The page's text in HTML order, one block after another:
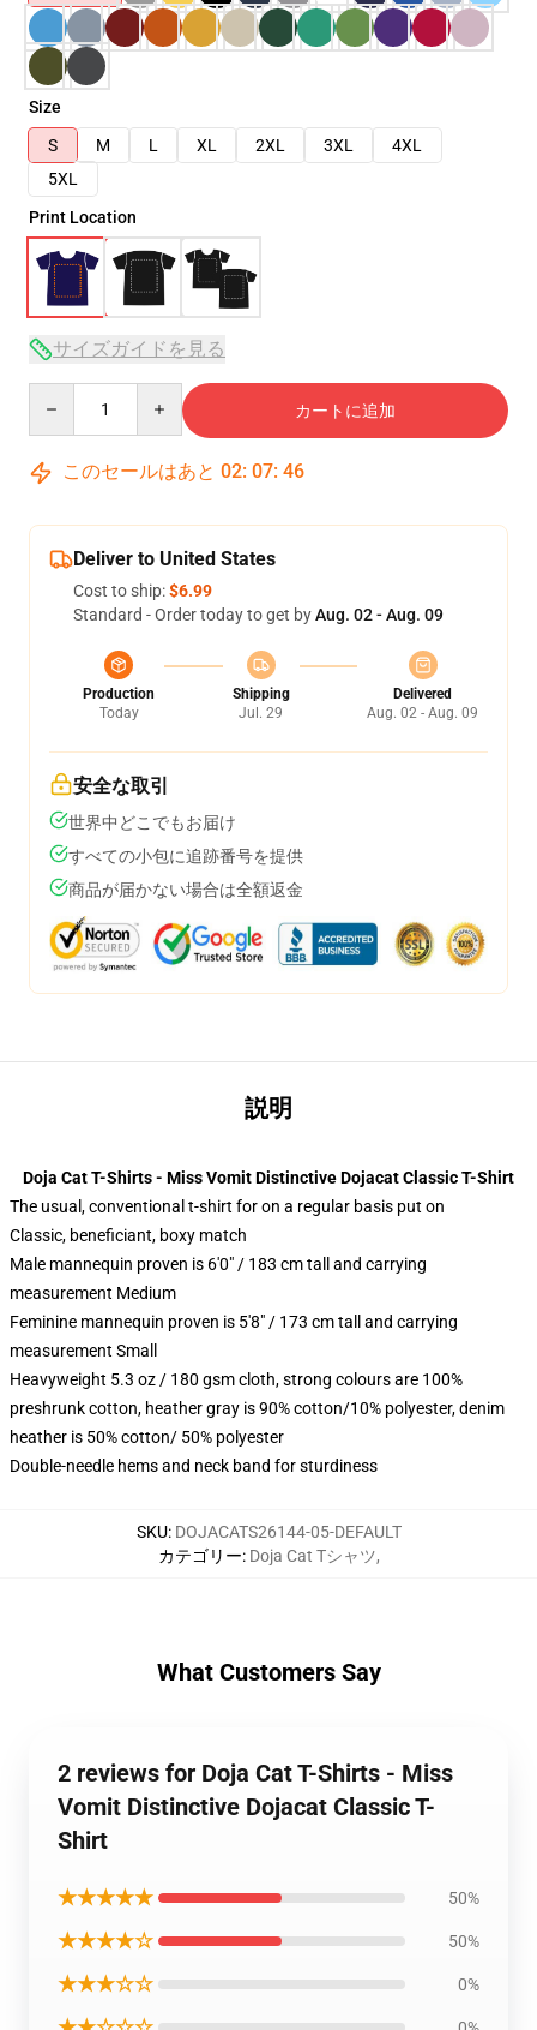
Size
S
M L XL 2XL 3XL
4XL
5XL
Print Location
サイズガイドを見る
カートに追加
このセールはあと 02: 07: 45
Deliver to United States
Cost to ship:$6.99
Standard - Order today to get byAug. 02 - Aug. 09
Production
Today
Shipping
Jul. 29
Delivered
Aug. 02 - Aug. 09
安全な取引
世界中どこでもお届け
すべての小包に追跡番号を提供
商品が届かない場合は全額返金
説明
Doja Cat T-Shirts - Miss Vomit Distinctive Dojacat Classic T-Shirt
The usual, conventional t-shirt for on a regular basis put on
Classic, beneficiant, boxy match
Male mannequin proven is 6'0" / 183 cm tall and carrying
measurement Medium
Feminine mannequin proven is 5'8" / 173 cm tall and carrying
measurement Small
Heavyweight 5.3 oz / 180 gsm cloth, strong colours are 100%
preshrunk cotton, heather gray is 90% cotton/10% polyester, denim
heather is 50% cotton/ 50% polyester
Double-needle hems and neck band for sturdiness
SKU: DOJACATS26144-05-DEFAULT
カテゴリー: Doja Cat Tシャツ,
What Customers Say
2 reviews for Doja Cat T-Shirts - Miss
Vomit Distinctive Dojacat Classic T-
Shirt
★★★★★ 50%
★★★★☆ 50%
★★★☆☆ 0%